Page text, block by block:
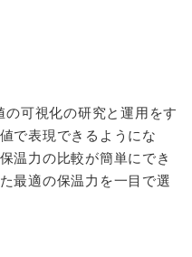
可視化の研究と運用をす
で表現できるようにな
温力の比較が簡単にでき
最適の保温力を一目で選